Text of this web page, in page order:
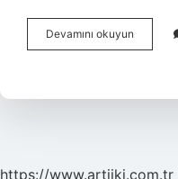
Devamını okuyun
Nerede
https://www.artiiki.com.tr